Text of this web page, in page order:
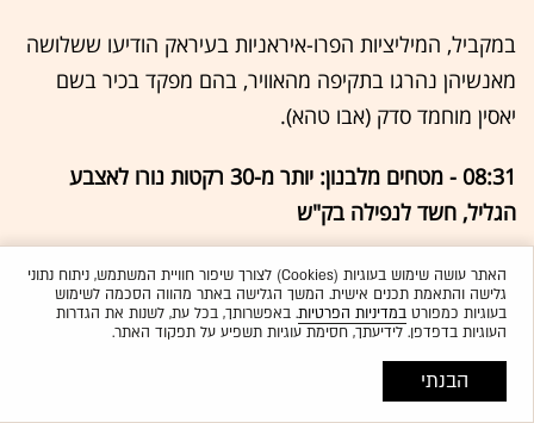
במקביל, המיליציות הפרו-איראניות בעיראק הודיעו ששלושה
מאנשיהן נהרגו בתקיפה מהאוויר, בהם מפקד בכיר בשם
יאסין מוחמד סדק (אבו טהא).
08:31 - מטחים מלבנון: יותר מ-30 רקטות נורו לאצבע
הגליל, חשד לנפילה בק"ש
ירי ללא הפסקה לגליל: יותר מ-30 רקטות נורו מלבנון לאזור
נפצע קל מרסיסים בידו, וגבר נוסף בן 34 נפצע קל מרסיסים
בפנים. צוותי מד"א העניקו להם טיפול רפואי בזירה - נזק רב
למבנה בעיר ולמרכז מסחרי באזור הגליל העליון. במשטרה
האתר עושה שימוש בעוגיות (Cookies) לצורך שיפור חוויית המשתמש, ניתוח נתוני
גלישה והתאמת תכנים אישית. המשך הגלישה באתר מהווה הסכמה לשימוש
בעוגיות כמפורטבמדיניות הפרטיות. באפשרותך, בכל עת, לשנות את הגדרות
העוגיות בדפדפן. לידיעתך, חסימת עוגיות תשפיע על תפקוד האתר.
הבנתי